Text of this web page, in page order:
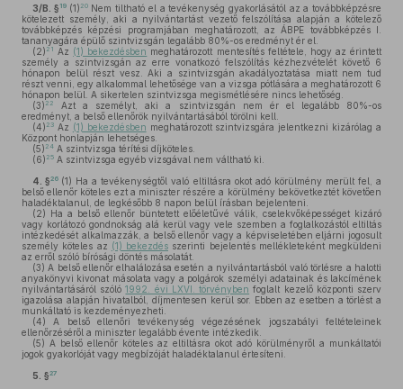
3/B. § 19 (1) 20Nem tiltható el a tevékenység gyakorlásától az a továbbképzésre
kötelezett személy, aki a nyilvántartást vezető felszólítása alapján a kötelező
továbbképzés képzési programjában meghatározott, az ÁBPE továbbképzés I.
tananyagára épülő szintvizsgán legalább 80%-os eredményt ér el.
(2) 21 Az (1) bekezdésben meghatározott mentesítés feltétele, hogy az érintett
személy a szintvizsgán az erre vonatkozó felszólítás kézhezvételét követő 6
hónapon belül részt vesz. Aki a szintvizsgán akadályoztatása miatt nem tud
részt venni, egy alkalommal lehetősége van a vizsga pótlására a meghatározott 6
hónapon belül. A sikertelen szintvizsga megismétlésére nincs lehetőség.
(3) 22
Azt a személyt, aki a szintvizsgán nem ér el legalább 80%-os
eredményt, a belső ellenőrök nyilvántartásából törölni kell.
(4) 23 Az (1) bekezdésben meghatározott szintvizsgára jelentkezni kizárólag a
Központ honlapján lehetséges.
(5) 24 A szintvizsga térítési díjköteles.
(6) 25 A szintvizsga egyéb vizsgával nem váltható ki.
4. §26 (1) Ha a tevékenységtől való eltiltásra okot adó körülmény merült fel, a
belső ellenőr köteles ezt a miniszter részére a körülmény bekövetkeztét követően
haladéktalanul, de legkésőbb 8 napon belül írásban bejelenteni.
(2) Ha a belső ellenőr büntetett előéletűvé válik, cselekvőképességet kizáró
vagy korlátozó gondnokság alá kerül vagy vele szemben a foglalkozástól eltiltás
intézkedését alkalmazzák, a belső ellenőr vagy a képviseletében eljárni jogosult
személy köteles az (1) bekezdés szerinti bejelentés mellékleteként megküldeni
az erről szóló bírósági döntés másolatát.
(3) A belső ellenőr elhalálozása esetén a nyilvántartásból való törlésre a halotti
anyakönyvi kivonat másolata vagy a polgárok személyi adatainak és lakcímének
nyilvántartásáról szóló1992. évi LXVI. törvényben foglalt kezelő központi szerv
igazolása alapján hivatalból, díjmentesen kerül sor. Ebben az esetben a törlést a
munkáltató is kezdeményezheti.
(4) A belső ellenőri tevékenység végezésének jogszabályi feltételeinek
ellenőrzéséről a miniszter legalább évente intézkedik.
(5) A belső ellenőr köteles az eltiltásra okot adó körülményről a munkáltatói
jogok gyakorlóját vagy megbízóját haladéktalanul értesíteni.
5. §27